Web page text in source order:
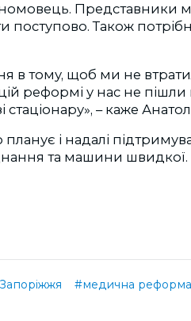
Представники
поступово. Також
в тому, щоб ми не
реформі у нас не пішли
стаціонару», – каже
і надалі
та машини швидкої.
#медична реформа